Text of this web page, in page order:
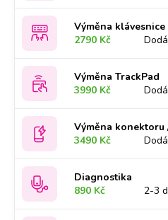
Výměna klávesnice
2790 Kč
Výměna TrackPad
3990 Kč
Výměna
3490 Kč
Diagnostika
890 Kč
2-3